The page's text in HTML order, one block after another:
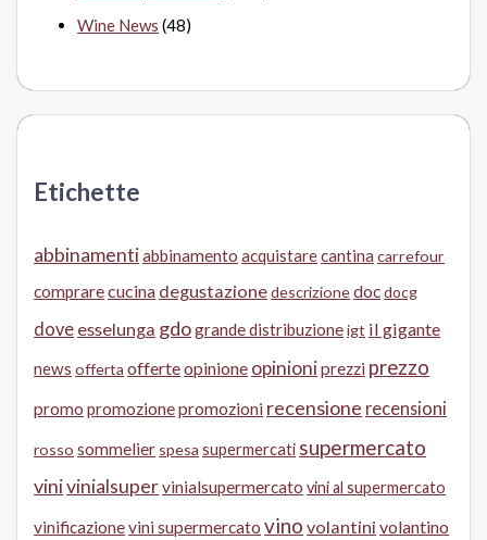
Wine News (48)
Etichette
abbinamentiabbinamento acquistarecantina carrefour
comprarecucina degustazionedescrizionedocdocg
dove esselunga gdogrande distribuzioneigt il gigante
news offerta offerteopinione opinioniprezzi prezzo
promo promozionepromozioni recensione recensioni
rosso sommelier spesa supermercati supermercato
vinivinialsupervinialsupermercato vini al supermercato
vinificazionevini supermercato vino volantini volantino